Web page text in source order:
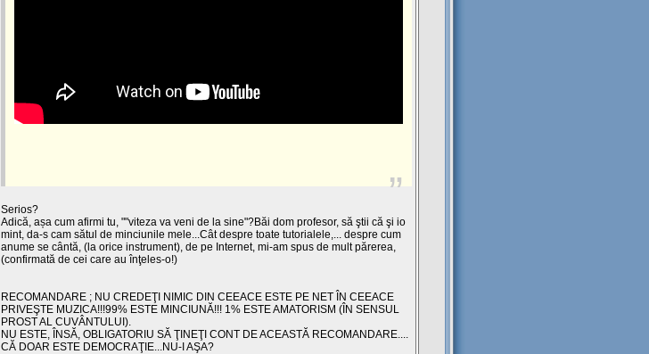
Serios?
Adică, așa cum afirmi tu, ""viteza va veni de la sine"?Băi dom profesor, să ştii că şi io
mint, da-s cam sătul de minciunile mele...Cât despre toate tutorialele,... despre cum
anume se cântă, (la orice instrument), de pe Internet, mi-am spus de mult părerea,
(confirmată de cei care au înţeles-o!)
RECOMANDARE ; NU CREDEŢI NIMIC DIN CEEACE ESTE PE NET ÎN CEEACE
PRIVEŞTE MUZICA!!!99% ESTE MINCIUNĂ!!! 1% ESTE AMATORISM (ÎN SENSUL
PROST AL CUVÂNTULUI).
NU ESTE, ÎNSĂ, OBLIGATORIU SĂ ŢINEŢI CONT DE ACEASTĂ RECOMANDARE....
CĂ DOAR ESTE DEMOCRAŢIE...NU-I AŞA?